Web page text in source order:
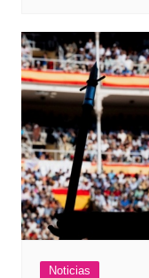
Noticias